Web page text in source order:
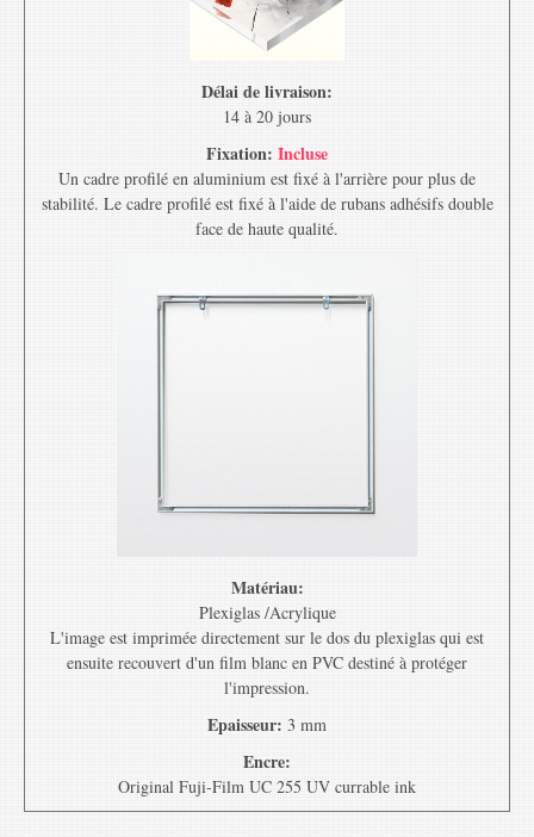
Délai de livraison:
14 à 20 jours
Fixation: Incluse
Un cadre profilé en aluminium est fixé à l'arrière pour plus de
stabilité. Le cadre profilé est fixé à l'aide de rubans adhésifs double
face de haute qualité.
Matériau:
Plexiglas /Acrylique
L'image est imprimée directement sur le dos du plexiglas qui est
ensuite recouvert d'un film blanc en PVC destiné à protéger
l'impression.
Epaisseur: 3 mm
Encre:
Original Fuji-Film UC 255 UV currable ink